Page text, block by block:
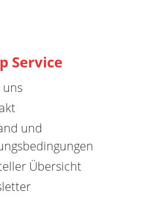
Service
uns
und
Übersicht